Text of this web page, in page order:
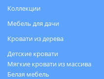
Коллекции
Мебель для дачи
Кровати из дерева
Детские кровати
Мягкие кровати из массива
Белая мебель